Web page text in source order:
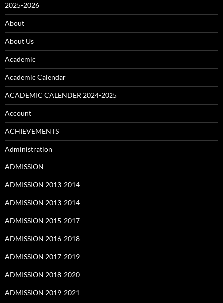
2025-2026
About
About Us
Academic
Academic Calendar
ACADEMIC CALENDER 2024-2025
Account
ACHIEVEMENTS
Administration
ADMISSION
ADMISSION 2013-2014
ADMISSION 2013-2014
ADMISSION 2015-2017
ADMISSION 2016-2018
ADMISSION 2017-2019
ADMISSION 2018-2020
ADMISSION 2019-2021